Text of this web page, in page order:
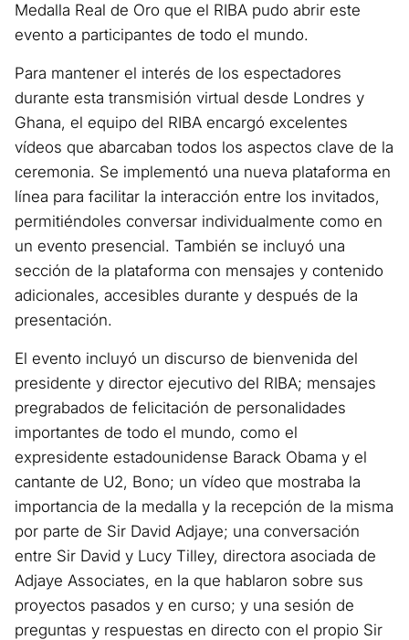
Medalla Real de Oro que el RIBA pudo abrir este
evento a participantes de todo el mundo.
Para mantener el interés de los espectadores
durante esta transmisión virtual desde Londres y
Ghana, el equipo del RIBA encargó excelentes
vídeos que abarcaban todos los aspectos clave de la
ceremonia. Se implementó una nueva plataforma en
línea para facilitar la interacción entre los invitados,
permitiéndoles conversar individualmente como en
un evento presencial. También se incluyó una
sección de la plataforma con mensajes y contenido
adicionales, accesibles durante y después de la
presentación.
El evento incluyó un discurso de bienvenida del
presidente y director ejecutivo del RIBA; mensajes
pregrabados de felicitación de personalidades
importantes de todo el mundo, como el
expresidente estadounidense Barack Obama y el
cantante de U2, Bono; un vídeo que mostraba la
importancia de la medalla y la recepción de la misma
por parte de Sir David Adjaye; una conversación
entre Sir David y Lucy Tilley, directora asociada de
Adjaye Associates, en la que hablaron sobre sus
proyectos pasados y en curso; y una sesión de
preguntas y respuestas en directo con el propio Sir